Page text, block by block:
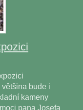
bude i
kameny
pana Josefa